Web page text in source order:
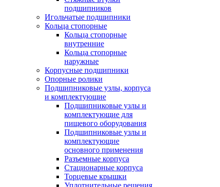
подшипников
Игольчатые подшипники
Кольца стопорные
Кольца стопорные
внутренние
Кольца стопорные
наружные
Корпусные подшипники
Опорные ролики
Подшипниковые узлы, корпуса
и комплектующие
Подшипниковые узлы и
комплектующие для
пищевого оборудования
Подшипниковые узлы и
комплектующие
основного применения
Разъемные корпуса
Стационарные корпуса
Торцевые крышки
Уплотнительные решения